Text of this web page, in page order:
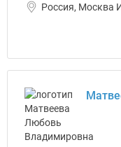
Россия, Москва